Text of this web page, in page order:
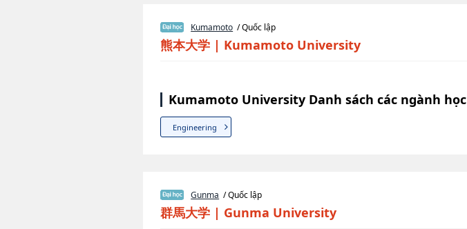
Kumamoto / Quốc lập
熊本大学 | Kumamoto University
Kumamoto University Danh sách các ngành học
Engineering
Gunma / Quốc lập
群馬大学 | Gunma University